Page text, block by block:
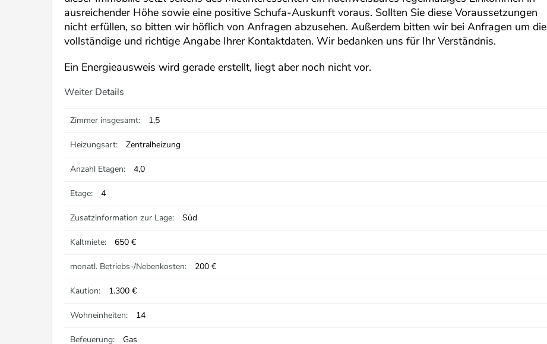
ausreichender Höhe sowie eine positive Schufa-Auskunft voraus. Sollten Sie diese Voraussetzungen
nicht erfüllen, so bitten wir höflich von Anfragen abzusehen. Außerdem bitten wir bei Anfragen um die
vollständige und richtige Angabe Ihrer Kontaktdaten. Wir bedanken uns für Ihr Verständnis.
Ein Energieausweis wird gerade erstellt, liegt aber noch nicht vor.
Weiter Details
Zimmer insgesamt: 1,5
Heizungsart: Zentralheizung
Anzahl Etagen: 4,0
Etage: 4
Zusatzinformation zur Lage: Süd
Kaltmiete: 650 €
monatl. Betriebs-/Nebenkosten: 200 €
Kaution: 1.300 €
Wohneinheiten: 14
Befeuerung: Gas